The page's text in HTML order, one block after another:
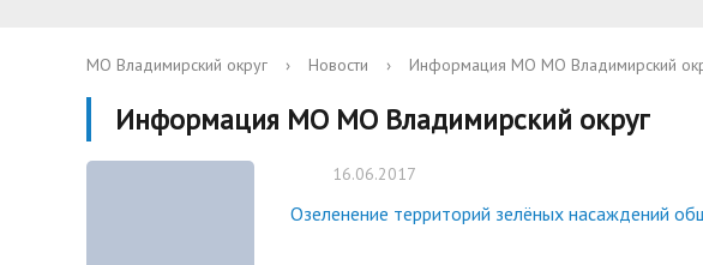
Информация о муниципальной
Устав
Глава Муниципального образования
Полномочия Муниципального
Решения Муниципального Совета
Аппарат Муниципального Совета
Глава
МО Владимирский округ › Новости › Информация МО МО Владимирский
Информация МО МО Владимирский округ
16.06.2017
Озеленение территорий зелёных насаждений